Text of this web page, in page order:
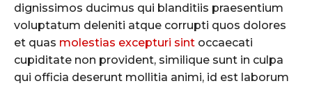
dignissimos ducimus qui blanditiis praesentium
voluptatum deleniti atque corrupti quos dolores
et quas molestias excepturi sint occaecati
cupiditate non provident, similique sunt in culpa
qui officia deserunt mollitia animi, id est laborum